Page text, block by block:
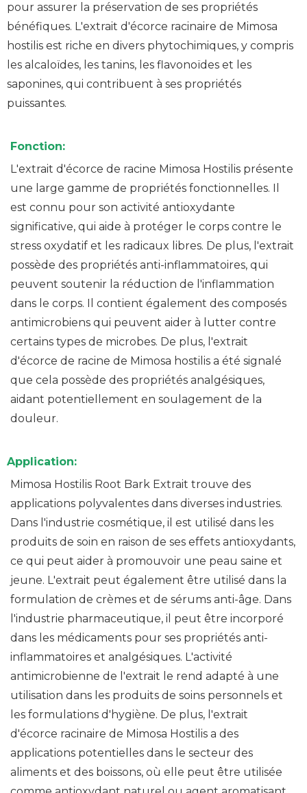
pour assurer la préservation de ses propriétés
bénéfiques. L'extrait d'écorce racinaire de Mimosa
hostilis est riche en divers phytochimiques, y compris
les alcaloïdes, les tanins, les flavonoïdes et les
saponines, qui contribuent à ses propriétés
puissantes.
Fonction:
L'extrait d'écorce de racine Mimosa Hostilis présente
une large gamme de propriétés fonctionnelles. Il
est connu pour son activité antioxydante
significative, qui aide à protéger le corps contre le
stress oxydatif et les radicaux libres. De plus, l'extrait
possède des propriétés anti-inflammatoires, qui
peuvent soutenir la réduction de l'inflammation
dans le corps. Il contient également des composés
antimicrobiens qui peuvent aider à lutter contre
certains types de microbes. De plus, l'extrait
d'écorce de racine de Mimosa hostilis a été signalé
que cela possède des propriétés analgésiques,
aidant potentiellement en soulagement de la
douleur.
Application:
Mimosa Hostilis Root Bark Extrait trouve des
applications polyvalentes dans diverses industries.
Dans l'industrie cosmétique, il est utilisé dans les
produits de soin en raison de ses effets antioxydants,
ce qui peut aider à promouvoir une peau saine et
jeune. L'extrait peut également être utilisé dans la
formulation de crèmes et de sérums anti-âge. Dans
l'industrie pharmaceutique, il peut être incorporé
dans les médicaments pour ses propriétés anti-
inflammatoires et analgésiques. L'activité
antimicrobienne de l'extrait le rend adapté à une
utilisation dans les produits de soins personnels et
les formulations d'hygiène. De plus, l'extrait
d'écorce racinaire de Mimosa Hostilis a des
applications potentielles dans le secteur des
aliments et des boissons, où elle peut être utilisée